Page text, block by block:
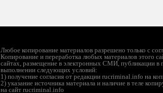
Любое копирование материалов разрешено только с
Копирование и переработка любых материалов этого
сайтах, размещение в электронных СМИ, публикации в
выполнении следующих условий:
1) получение согласия от редакции rucriminal.info на
2) указание источника материала и наличие в теле
на сайт rucriminal.info